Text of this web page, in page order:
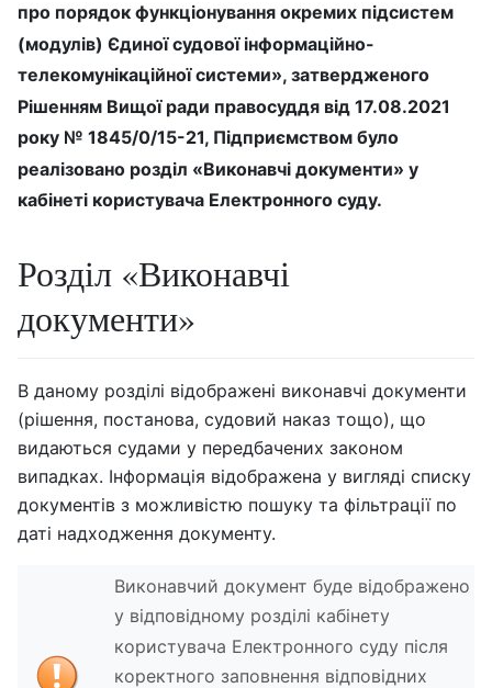
про порядок функціонування окремих підсистем
(модулів) Єдиної судової інформаційно-
телекомунікаційної системи», затвердженого
Рішенням Вищої ради правосуддя від 17.08.2021
року № 1845/0/15-21, Підприємством було
реалізовано розділ «Виконавчі документи» у
кабінеті користувача Електронного суду.
Розділ «Виконавчі
документи»
В даному розділі відображені виконавчі документи
(рішення, постанова, судовий наказ тощо), що
видаються судами у передбачених законом
випадках. Інформація відображена у вигляді списку
документів з можливістю пошуку та фільтрації по
даті надходження документу.
Виконавчий документ буде відображено
у відповідному розділі кабінету
користувача Електронного суду після
коректного заповнення відповідних